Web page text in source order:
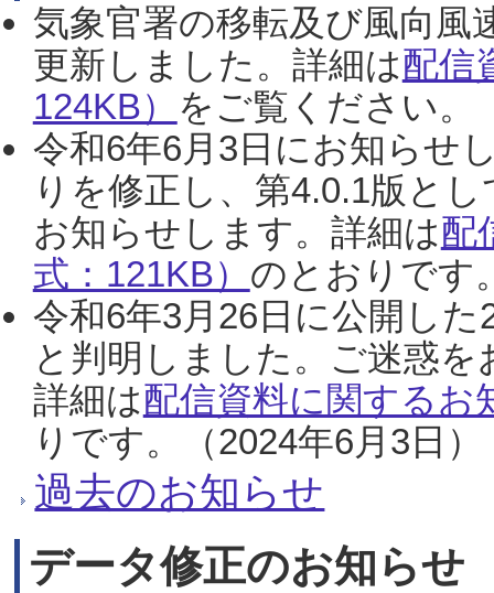
気象官署の移転及び風向風
更新しました。詳細は配信
124KB） をご覧ください。
令和6年6月3日にお知らせ
りを修正し、第4.0.1版と
お知らせします。詳細は配
式：121KB） のとおりです
令和6年3月26日に公開し
と判明しました。ご迷惑
詳細は配信資料に関するお
りです。（2024年6月3日）
過去のお知らせ
データ修正のお知らせ